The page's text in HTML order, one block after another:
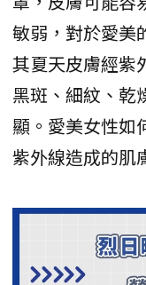
敏弱，對於愛美
其夏天皮膚經紫
黑斑、細紋、乾
顯。愛美女性如
紫外線造成的肌